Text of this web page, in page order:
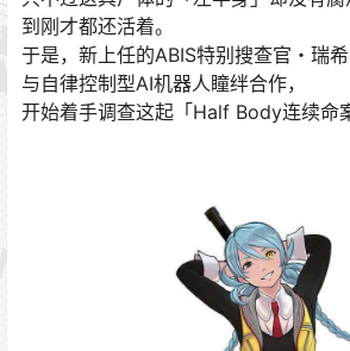
到刚才都还活着。
于是，新上任的ABIS特别搜查官・瑞希
与自律控制型AI机器人瞳绊合作，
开始着手调查这起「Half Body连续命